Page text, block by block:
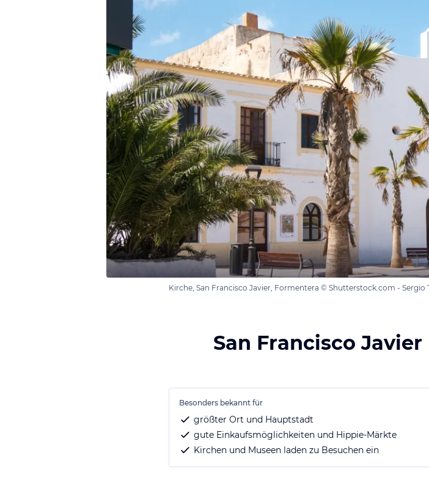
Kirche, San Francisco Javier, Formentera © Shutterstock.com - Sergio
San Francisco
Besonders bekannt für
größter Ort und Hauptstadt
gute Einkaufsmöglichkeiten und Hippie-Märkte
Kirchen und Museen laden zu Besuchen ein